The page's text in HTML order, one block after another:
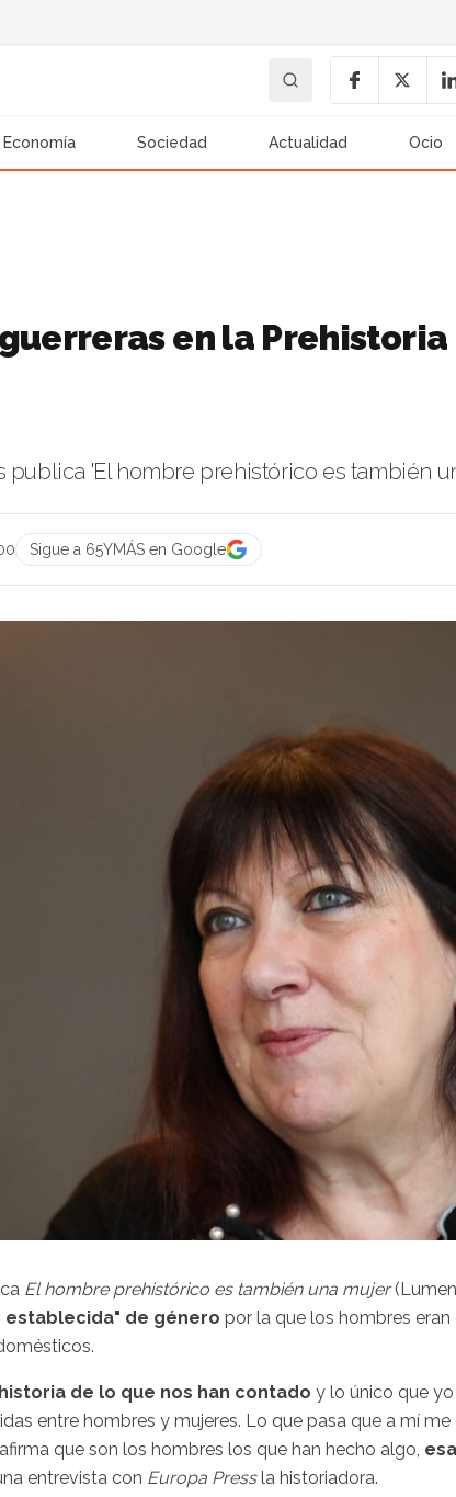
Economía Sociedad Actualidad Ocio
en la Prehistoria
'El hombre prehistórico es también
Sigue a 65YMÁS en Google
El hombre prehistórico es también una mujer
establecida" de género por la que los hombres eran
de lo que nos han contado y lo único que
entre hombres y mujeres. Lo que pasa que a mí me
que son los hombres los que han hecho algo, esa
entrevista con Europa Pressla historiadora.